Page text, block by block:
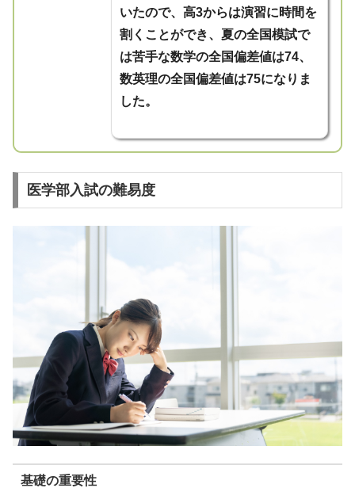
いたので、高3からは演習に時間を
割くことができ、夏の全国模試で
は苦手な数学の全国偏差値は74、
数英理の全国偏差値は75になりま
した。
医学部入試の難易度
基礎の重要性